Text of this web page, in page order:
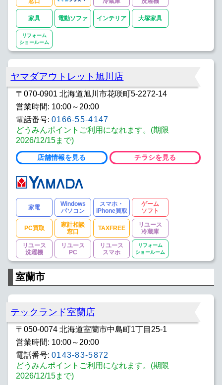
家具 電動ソファ インテリア 大塚家具
リフォーム
ショールーム
ヤマダアウトレット旭川店
〒070-0901 北海道旭川市花咲町5-2272-14
営業時間: 10:00～20:00
電話番号: 0166-55-4147
どうみんポイントご利用になれます。(期限
2026/12/15まで)
店舗情報を見る チラシを見る
家電
Windows
パソコン
スマホ・
iPhone買取
ゲーム
ソフト
PC買取
家計相談
窓口
TAXFREE
リユース
冷蔵庫
リユース
洗濯機
リユース
PC
リユース
スマホ
リフォーム
ショールーム
室蘭市
テックランド室蘭店
〒050-0074 北海道室蘭市中島町1丁目25-1
営業時間: 10:00～20:00
電話番号: 0143-83-5872
どうみんポイントご利用になれます。(期限
2026/12/15まで)